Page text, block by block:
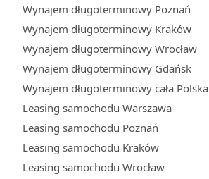
Wynajem długoterminowy Poznań
Wynajem długoterminowy Kraków
Wynajem długoterminowy Wrocław
Wynajem długoterminowy Gdańsk
Wynajem długoterminowy cała Polska
Leasing samochodu Warszawa
Leasing samochodu Poznań
Leasing samochodu Kraków
Leasing samochodu Wrocław